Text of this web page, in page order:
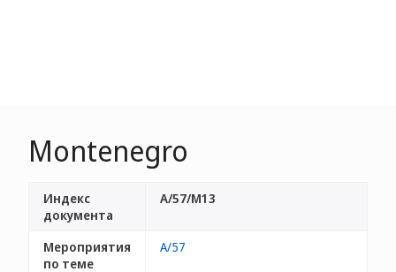
Montenegro
Индекс
документа
A/57/M13
Мероприятия
по теме
A/57